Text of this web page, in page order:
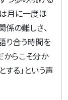
月に一度ほ
係の難しさ、
り合う時間を
からこそ分か
する」という声